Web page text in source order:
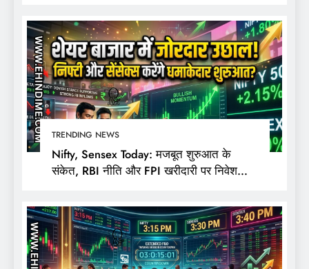
TRENDING NEWS
Nifty, Sensex Today: मजबूत शुरुआत के
संकेत, RBI नीति और FPI खरीदारी पर निवेशकों